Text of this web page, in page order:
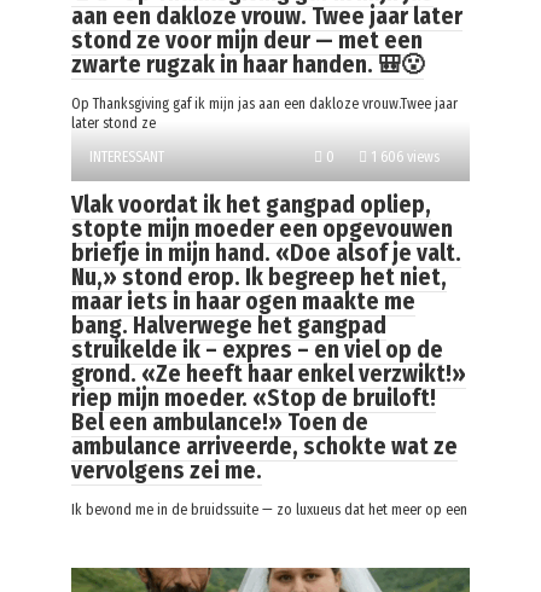
aan een dakloze vrouw. Twee jaar later
stond ze voor mijn deur — met een
zwarte rugzak in haar handen. 🎒😮
Op Thanksgiving gaf ik mijn jas aan een dakloze vrouw.Twee jaar
later stond ze
INTERESSANT
0 1 606 views
Vlak voordat ik het gangpad opliep,
stopte mijn moeder een opgevouwen
briefje in mijn hand. «Doe alsof je valt.
Nu,» stond erop. Ik begreep het niet,
maar iets in haar ogen maakte me
bang. Halverwege het gangpad
struikelde ik – expres – en viel op de
grond. «Ze heeft haar enkel verzwikt!»
riep mijn moeder. «Stop de bruiloft!
Bel een ambulance!» Toen de
ambulance arriveerde, schokte wat ze
vervolgens zei me.
Ik bevond me in de bruidssuite — zo luxueus dat het meer op een